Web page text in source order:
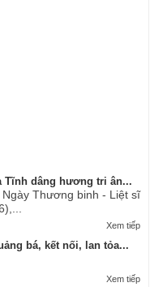
Tĩnh dâng hương tri ân...
Thương binh - Liệt sĩ
Xem tiếp
bá, kết nối, lan tỏa...
Xem tiếp